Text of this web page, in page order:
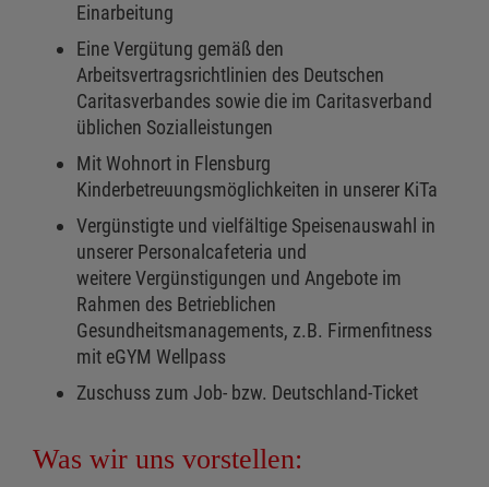
Einarbeitung
Eine Vergütung gemäß den
Arbeitsvertragsrichtlinien des Deutschen
Caritasverbandes sowie die im Caritasverband
üblichen Sozialleistungen
Mit Wohnort in Flensburg
Kinderbetreuungsmöglichkeiten in unserer KiTa
Vergünstigte und vielfältige Speisenauswahl in
unserer Personalcafeteria und
weitere Vergünstigungen und Angebote im
Rahmen des Betrieblichen
Gesundheitsmanagements, z.B. Firmenfitness
mit eGYM Wellpass
Zuschuss zum Job- bzw. Deutschland-Ticket
Was wir uns vorstellen: